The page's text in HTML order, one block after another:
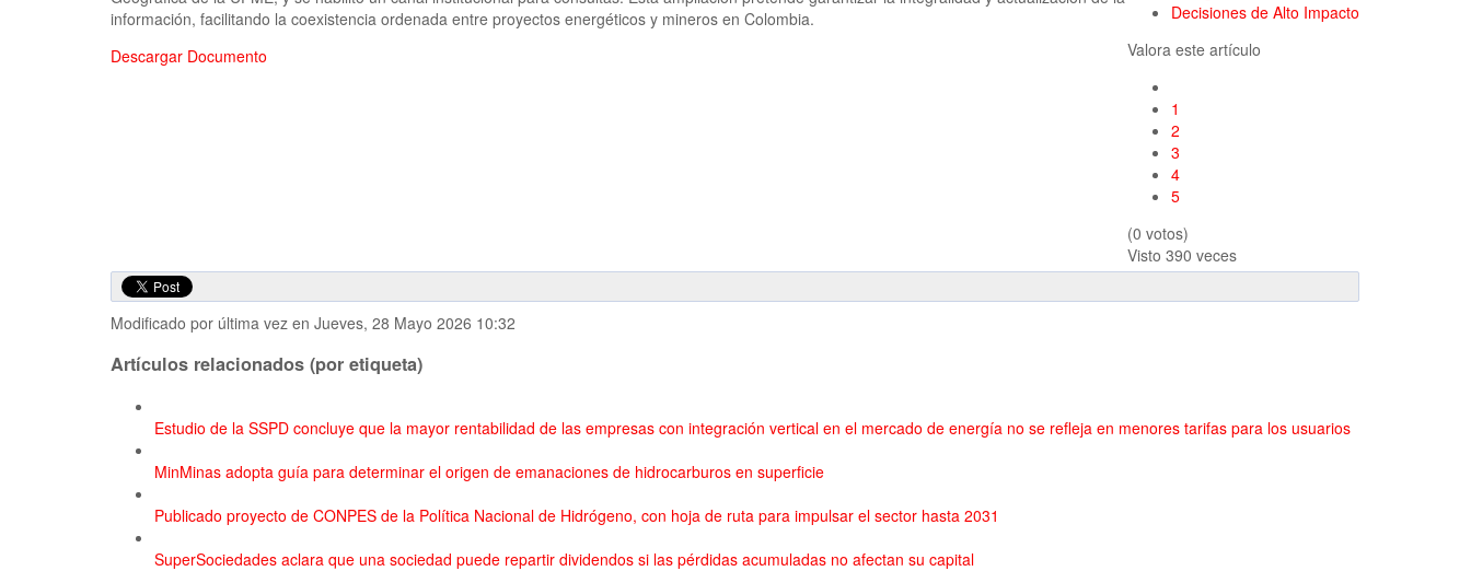
Decisiones de Alto Impacto
Valora este artículo
1
2
3
4
5
(0 votos)
Visto 390 veces
información, facilitando la coexistencia ordenada entre proyectos energéticos y mineros en Colombia.
Descargar Documento
Modificado por última vez en Jueves, 28 Mayo 2026 10:32
Artículos relacionados (por etiqueta)
Estudio de la SSPD concluye que la mayor rentabilidad de las empresas con integración vertical en el mercado de energía no se refleja en menores tarifas para los usuarios
MinMinas adopta guía para determinar el origen de emanaciones de hidrocarburos en superficie
Publicado proyecto de CONPES de la Política Nacional de Hidrógeno, con hoja de ruta para impulsar el sector hasta 2031
SuperSociedades aclara que una sociedad puede repartir dividendos si las pérdidas acumuladas no afectan su capital